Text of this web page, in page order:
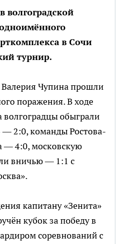
волгоградской
в Сочи
турнир.
Чупина прошли
поражения. В ходе
волгоградцы обыграли
— 2:0, команды Ростова-
— 4:0, московскую
вничью — 1:1 с
капитану «Зенита»
кубок за победу в
соревнований с